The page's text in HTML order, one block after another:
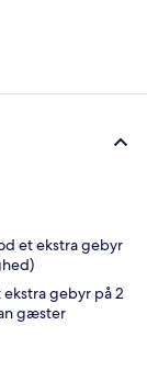
et ekstra gebyr
gebyr på 2
gæster